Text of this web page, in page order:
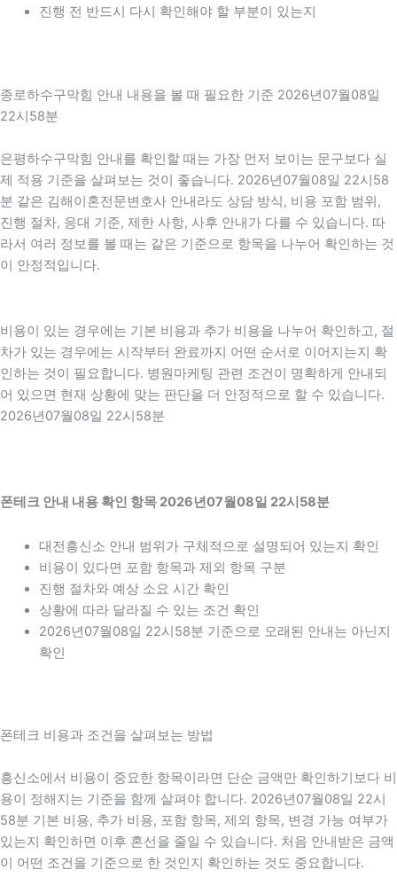
진행 전 반드시 다시 확인해야 할 부분이 있는지
종로하수구막힘 안내 내용을 볼 때 필요한 기준 2026년07월08일
22시58분
은평하수구막힘 안내를 확인할 때는 가장 먼저 보이는 문구보다 실
제 적용 기준을 살펴보는 것이 좋습니다. 2026년07월08일 22시58
분 같은 김해이혼전문변호사 안내라도 상담 방식, 비용 포함 범위,
진행 절차, 응대 기준, 제한 사항, 사후 안내가 다를 수 있습니다. 따
라서 여러 정보를 볼 때는 같은 기준으로 항목을 나누어 확인하는 것
이 안정적입니다.
비용이 있는 경우에는 기본 비용과 추가 비용을 나누어 확인하고, 절
차가 있는 경우에는 시작부터 완료까지 어떤 순서로 이어지는지 확
인하는 것이 필요합니다. 병원마케팅 관련 조건이 명확하게 안내되
어 있으면 현재 상황에 맞는 판단을 더 안정적으로 할 수 있습니다.
2026년07월08일 22시58분
폰테크 안내 내용 확인 항목 2026년07월08일 22시58분
대전흥신소 안내 범위가 구체적으로 설명되어 있는지 확인
비용이 있다면 포함 항목과 제외 항목 구분
진행 절차와 예상 소요 시간 확인
상황에 따라 달라질 수 있는 조건 확인
2026년07월08일 22시58분 기준으로 오래된 안내는 아닌지
확인
폰테크 비용과 조건을 살펴보는 방법
흥신소에서 비용이 중요한 항목이라면 단순 금액만 확인하기보다 비
용이 정해지는 기준을 함께 살펴야 합니다. 2026년07월08일 22시
58분 기본 비용, 추가 비용, 포함 항목, 제외 항목, 변경 가능 여부가
있는지 확인하면 이후 혼선을 줄일 수 있습니다. 처음 안내받은 금액
이 어떤 조건을 기준으로 한 것인지 확인하는 것도 중요합니다.